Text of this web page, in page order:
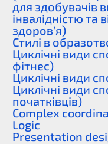
для здобувачів
інвалідністю та
здоров’я)
Стилі в
Циклічні види
фітнес)
Циклічні види
Циклічні види
початківців)
Complex
Logic
Presentation